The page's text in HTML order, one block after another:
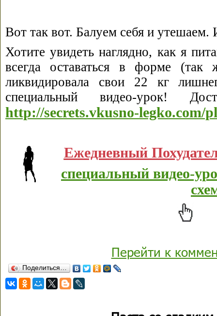
Вот так вот. Балуем себя и
Хотите увидеть наглядно, как я
всегда оставаться в форме
ликвидировала свои 22 кг
специальный видео-урок!
http://secrets.vkusno-legko.com/
Ежедневный
специальный видео-
Перейти к
Поделиться…